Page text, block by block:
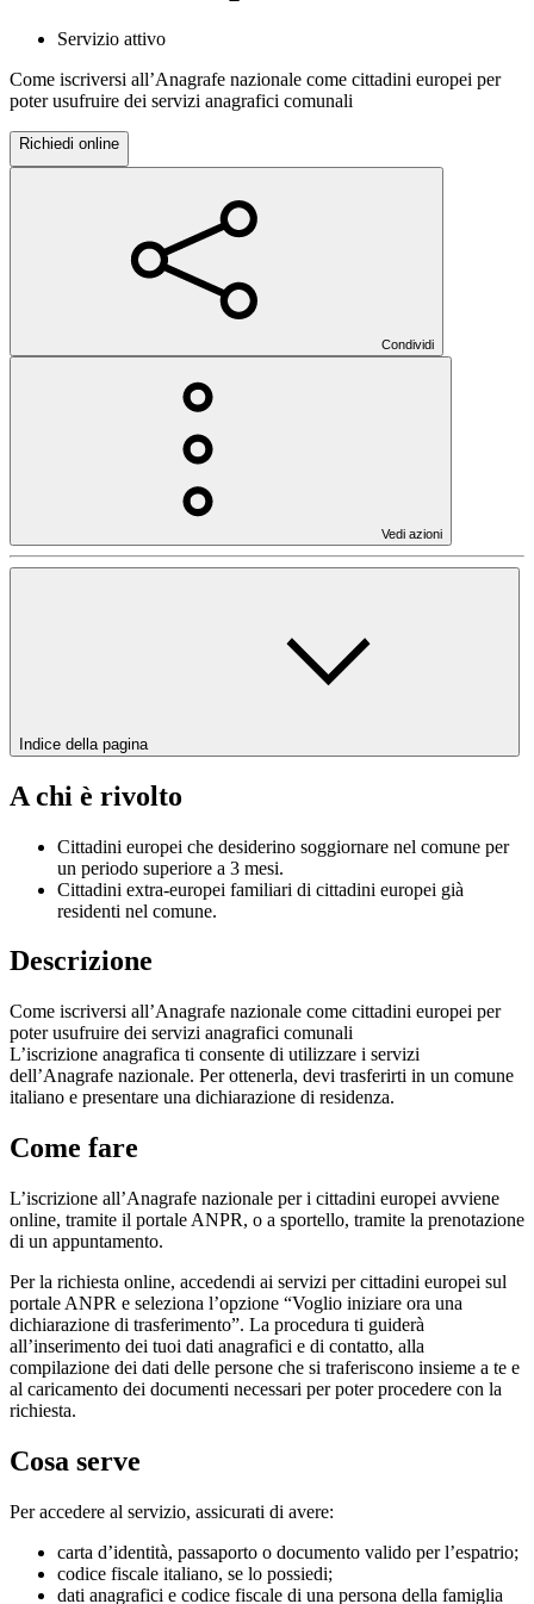
Servizio attivo
Come iscriversi all’Anagrafe nazionale come cittadini europei per
poter usufruire dei servizi anagrafici comunali
Richiedi online
Condividi
Vedi azioni
Indice della pagina
A chi è rivolto
Cittadini europei che desiderino soggiornare nel comune per
un periodo superiore a 3 mesi.
Cittadini extra-europei familiari di cittadini europei già
residenti nel comune.
Descrizione
Come iscriversi all’Anagrafe nazionale come cittadini europei per
poter usufruire dei servizi anagrafici comunali
L’iscrizione anagrafica ti consente di utilizzare i servizi
dell’Anagrafe nazionale. Per ottenerla, devi trasferirti in un comune
italiano e presentare una dichiarazione di residenza.
Come fare
L’iscrizione all’Anagrafe nazionale per i cittadini europei avviene
online, tramite il portale ANPR, o a sportello, tramite la prenotazione
di un appuntamento.
Per la richiesta online, accedendi ai servizi per cittadini europei sul
portale ANPR e seleziona l’opzione “Voglio iniziare ora una
dichiarazione di trasferimento”. La procedura ti guiderà
all’inserimento dei tuoi dati anagrafici e di contatto, alla
compilazione dei dati delle persone che si traferiscono insieme a te e
al caricamento dei documenti necessari per poter procedere con la
richiesta.
Cosa serve
Per accedere al servizio, assicurati di avere:
carta d’identità, passaporto o documento valido per l’espatrio;
codice fiscale italiano, se lo possiedi;
dati anagrafici e codice fiscale di una persona della famiglia